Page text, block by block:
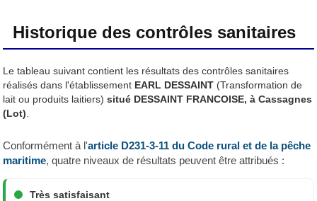
Historique des contrôles sanitaires
Le tableau suivant contient les résultats des contrôles sanitaires
réalisés dans l'établissement EARL DESSAINT (Transformation de
lait ou produits laitiers) situé DESSAINT FRANCOISE, à Cassagnes
(Lot)
Conformément à l'article D231-3-11 du Code rural et de la pêche
maritime, quatre niveaux de résultats peuvent être attribués :
Très satisfaisant